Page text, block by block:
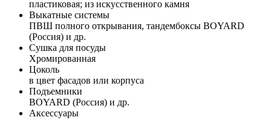
пластиковая; из искусственного камня
Выкатные системы
ПВШ полного открывания, тандембоксы BOYARD
(Россия) и др.
Сушка для посуды
Хромированная
Цоколь
в цвет фасадов или корпуса
Подъемники
BOYARD (Россия) и др.
Аксессуары